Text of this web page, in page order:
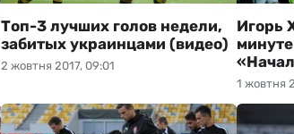
2 жовтня 2017, 09:01
Топ-3 лучших голов недели,
забитых украинцами (видео)
1 жовтня
Игорь